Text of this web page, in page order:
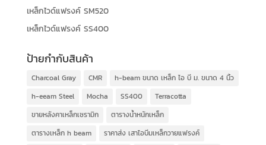
เหล็กไวด์แฟรงค์ SM520
เหล็กไวด์แฟรงค์ SS400
ป้ายกำกับสินค้า
Charcoal Gray CMR
h-beam ขนาด เหล็ก ไอ บี ม. ขนาด 4 นิ้ว
h-eeam Steel
Mocha SS400
Terracotta
ขายหลังคาเหล็กเซรามิก
ตารางน้ำหนักเหล็ก
ตารางเหล็ก h beam
ราคาส่ง เสาไอบีมเหล็กวายแฟรงค์